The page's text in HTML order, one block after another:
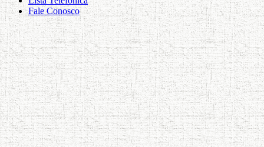
Fale Conosco